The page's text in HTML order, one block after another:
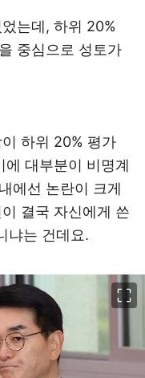
는데, 하위 20%
중심으로 성토가
하위 20% 평가
에 대부분이 비명계
에선 논란이 크게
결국 자신에게 쓴
냐는 건데요.